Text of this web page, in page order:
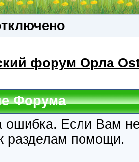
форум Орла
Форума
ошибка. Если Вам
разделам помощи.